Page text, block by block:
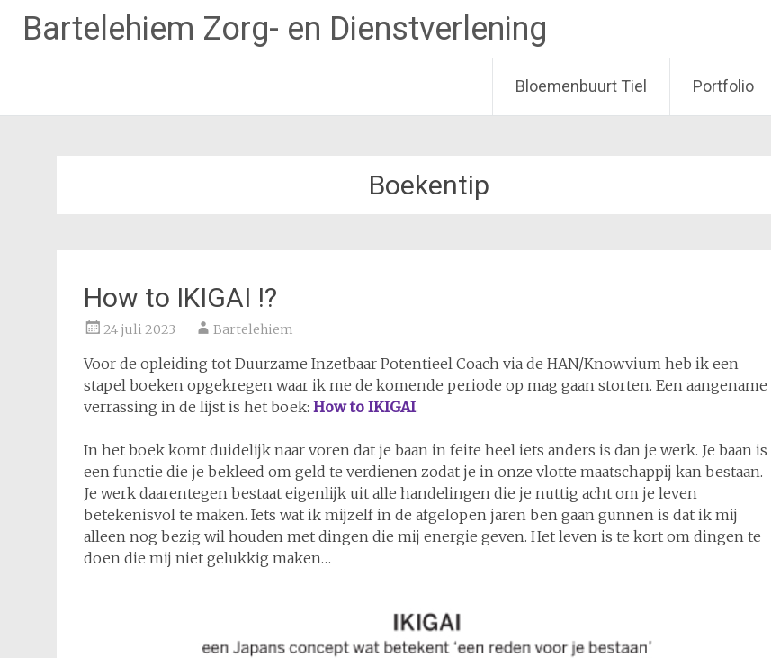
Bartelehiem Zorg- en Dienstverlening
Bloemenbuurt Tiel Portfolio
Boekentip
How to IKIGAI !?
24 juli 2023 Bartelehiem
Voor de opleiding tot Duurzame Inzetbaar Potentieel Coach via de HAN/Knowvium heb ik een
stapel boeken opgekregen waar ik me de komende periode op mag gaan storten. Een aangename
verrassing in de lijst is het boek: How to IKIGAI.
In het boek komt duidelijk naar voren dat je baan in feite heel iets anders is dan je werk. Je baan is
een functie die je bekleed om geld te verdienen zodat je in onze vlotte maatschappij kan bestaan.
Je werk daarentegen bestaat eigenlijk uit alle handelingen die je nuttig acht om je leven
betekenisvol te maken. Iets wat ik mijzelf in de afgelopen jaren ben gaan gunnen is dat ik mij
alleen nog bezig wil houden met dingen die mij energie geven. Het leven is te kort om dingen te
doen die mij niet gelukkig maken…